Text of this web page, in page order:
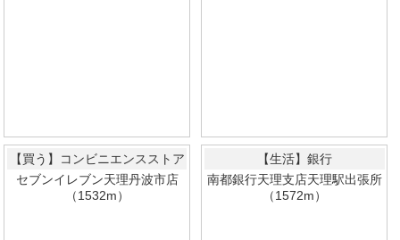
【買う】コンビニエンスストア
セブンイレブン天理丹波市店
（1532m）
【生活】銀行
南都銀行天理支店天理駅出張所
（1572m）